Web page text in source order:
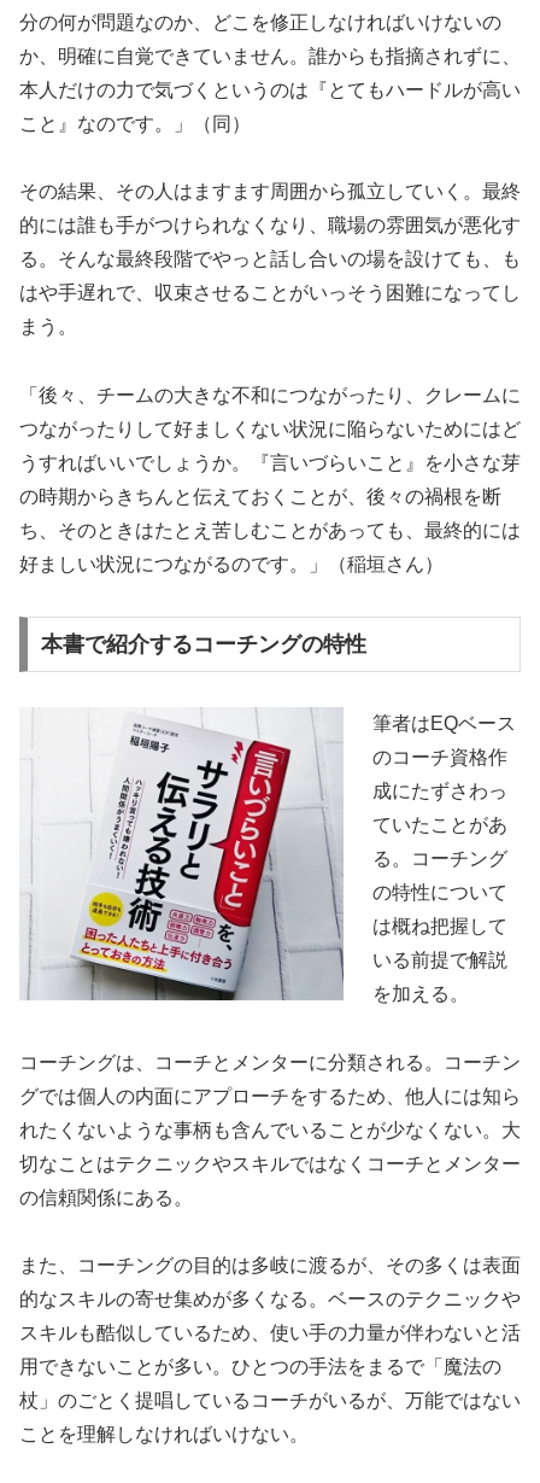
分の何が問題なのか、どこを修正しなければいけないの
か、明確に自覚できていません。誰からも指摘されずに、
本人だけの力で気づくというのは『とてもハードルが高い
こと』なのです。」（同）
その結果、その人はますます周囲から孤立していく。最終
的には誰も手がつけられなくなり、職場の雰囲気が悪化す
る。そんな最終段階でやっと話し合いの場を設けても、も
はや手遅れで、収束させることがいっそう困難になってし
まう。
「後々、チームの大きな不和につながったり、クレームに
つながったりして好ましくない状況に陥らないためにはど
うすればいいでしょうか。『言いづらいこと』を小さな芽
の時期からきちんと伝えておくことが、後々の禍根を断
ち、そのときはたとえ苦しむことがあっても、最終的には
好ましい状況につながるのです。」（稲垣さん）
本書で紹介するコーチングの特性
筆者はEQベース
のコーチ資格作
成にたずさわっ
ていたことがあ
る。コーチング
の特性について
は概ね把握して
いる前提で解説
を加える。
コーチングは、コーチとメンターに分類される。コーチン
グでは個人の内面にアプローチをするため、他人には知ら
れたくないような事柄も含んでいることが少なくない。大
切なことはテクニックやスキルではなくコーチとメンター
の信頼関係にある。
また、コーチングの目的は多岐に渡るが、その多くは表面
的なスキルの寄せ集めが多くなる。ベースのテクニックや
スキルも酷似しているため、使い手の力量が伴わないと活
用できないことが多い。ひとつの手法をまるで「魔法の
杖」のごとく提唱しているコーチがいるが、万能ではない
ことを理解しなければいけない。